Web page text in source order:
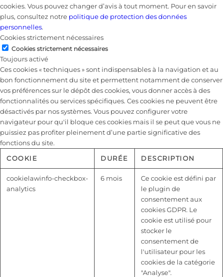
cookies. Vous pouvez changer d’avis à tout moment. Pour en savoir
plus, consultez notre politique de protection des données
personnelles.
Cookies strictement nécessaires
Cookies strictement nécessaires
Toujours activé
Ces cookies « techniques » sont indispensables à la navigation et au
bon fonctionnement du site et permettent notamment de conserver
vos préférences sur le dépôt des cookies, vous donner accès à des
fonctionnalités ou services spécifiques. Ces cookies ne peuvent être
désactivés par nos systèmes. Vous pouvez configurer votre
navigateur pour qu'il bloque ces cookies mais il se peut que vous ne
puissiez pas profiter pleinement d’une partie significative des
fonctions du site.
COOKIE
DURÉE DESCRIPTION
cookielawinfo-checkbox-
analytics
6 mois
Ce cookie est défini par
le plugin de
consentement aux
cookies GDPR. Le
cookie est utilisé pour
stocker le
consentement de
l'utilisateur pour les
cookies de la catégorie
"Analyse".